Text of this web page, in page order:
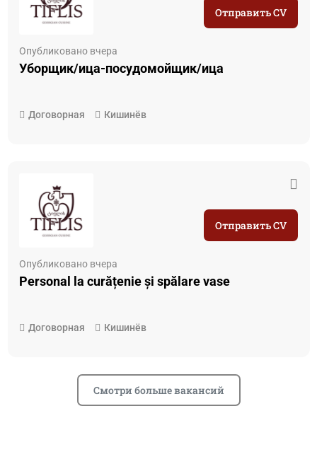
Опубликовано вчера
Уборщик/ица-посудомойщик/ица
Договорная Кишинёв
Отправить CV
Опубликовано вчера
Personal la curățenie și spălare vase
Договорная Кишинёв
Отправить CV
Смотри больше вакансий